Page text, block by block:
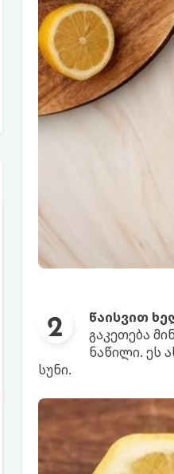
წაისვით
გაკეთება
ნაწილი. ეს
სუნი.